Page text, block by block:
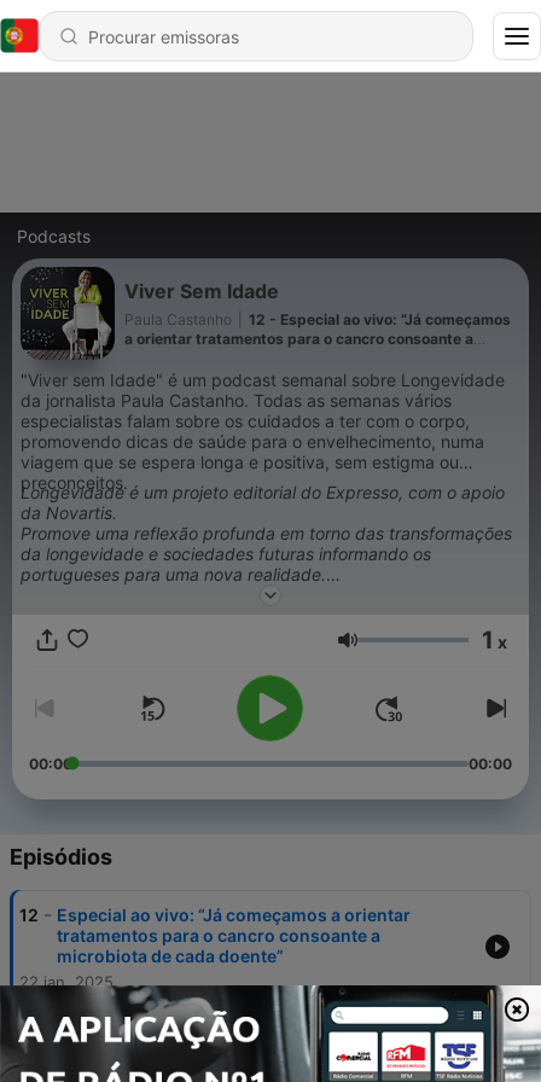
Podcasts
Viver Sem Idade
Paula Castanho
12 - Especial ao vivo: “Já começamos
a orientar tratamentos para o cancro consoante a
"Viver sem Idade" é um podcast semanal sobre Longevidade
da jornalista Paula Castanho. Todas as semanas vários
especialistas falam sobre os cuidados a ter com o corpo,
promovendo dicas de saúde para o envelhecimento, numa
viagem que se espera longa e positiva, sem estigma ou
preconceitos.
Longevidade é um projeto editorial do Expresso, com o apoio
da Novartis.
Promove uma reflexão profunda em torno das transformações
da longevidade e sociedades futuras informando os
portugueses para uma nova realidade.
Queremos viver mais mas também viver melhor.
Saiba mais sobre este projeto em
expresso.pt/longevidade.
Volume 1 x
00:00 00:00
Episódios
12 - Especial ao vivo: “Já começamos a orientar
tratamentos para o cancro consoante a
microbiota de cada doente”
22 jan. 2025
11 -
Especial ao vivo: Os jovens adultos e a
longevidade
26 set. 2024